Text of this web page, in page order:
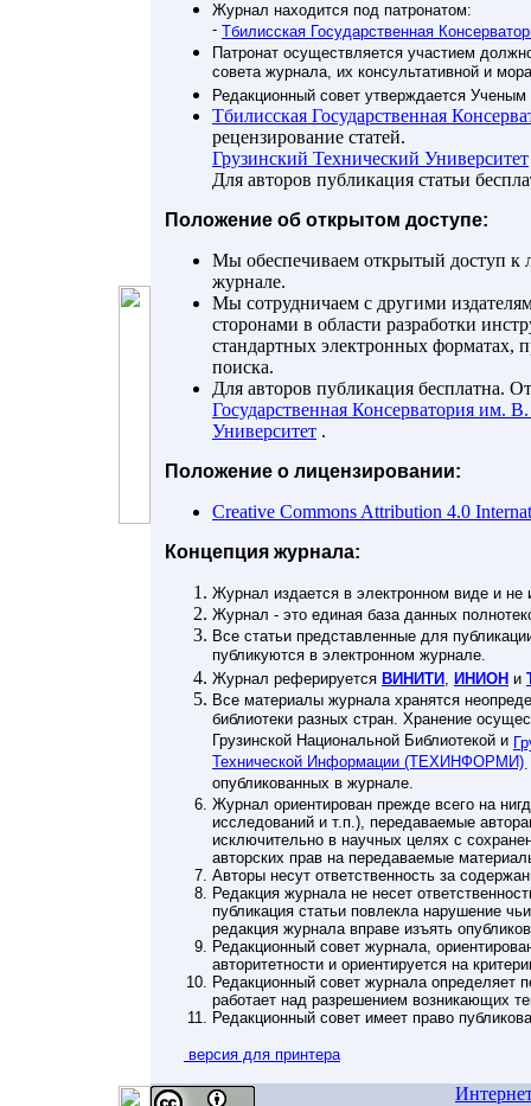
Журнал находится под патронатом:
- Тбилисская Государственная
Патронат осуществляется участием
совета журнала, их консультативной и
Редакционный совет утверждается
Тбилисская Государственная
рецензирование статей.
Грузинский Технический Университет
Для авторов публикация статьи
Положение об открытом доступе:
Мы обеспечиваем открытый доступ к
журнале.
Мы сотрудничаем с другими
сторонами в области разработки
стандартных электронных форматах,
поиска.
Для авторов публикация бесплатна.
Государственная Консерватория им.
Университет .
Положение о лицензировании:
Creative Commons Attribution 4.0
Концепция журнала:
Журнал издается в электронном виде и не
Журнал - это единая база данных
Все статьи представленные для
публикуются в электронном журнале.
Журнал реферируется ВИНИТИ , ИНИОН и
Все материалы журнала хранятся
библиотеки разных стран. Хранение
Грузинской Национальной Библиотекой и
Технической Информации (ТЕХИНФОРМИ)
опубликованных в журнале.
Журнал ориентирован прежде всего на
исследований и т.п.), передаваемые
исключительно в научных целях с
авторских прав на передаваемые
Авторы несут ответственность за
Редакция журнала не несет
публикация статьи повлекла нарушение
редакция журнала вправе изъять
Редакционный совет журнала,
авторитетности и ориентируется на
Редакционный совет журнала определяет
работает над разрешением возникающих
Редакционный совет имеет право
версия для принтера